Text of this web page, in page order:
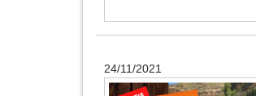
24/11/2021